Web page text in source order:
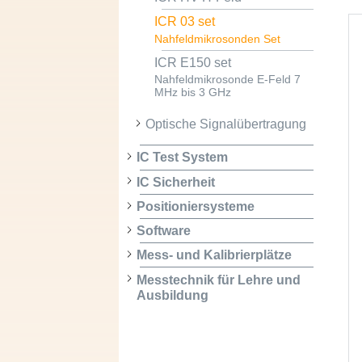
ICR 03 set
Nahfeldmikrosonden Set
ICR E150 set
Nahfeldmikrosonde E-Feld 7
MHz bis 3 GHz
Optische Signalübertragung
IC Test System
IC Sicherheit
Positioniersysteme
Software
Mess- und Kalibrierplätze
Messtechnik für Lehre und
Ausbildung